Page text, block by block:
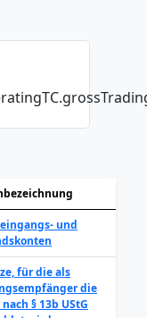
und
für die als
die
§ 13b UStG